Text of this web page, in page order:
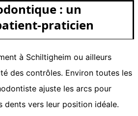
: un
praticien
à Schiltigheim ou ailleurs
des contrôles. Environ toutes les
ajuste les arcs pour
dents vers leur position idéale.